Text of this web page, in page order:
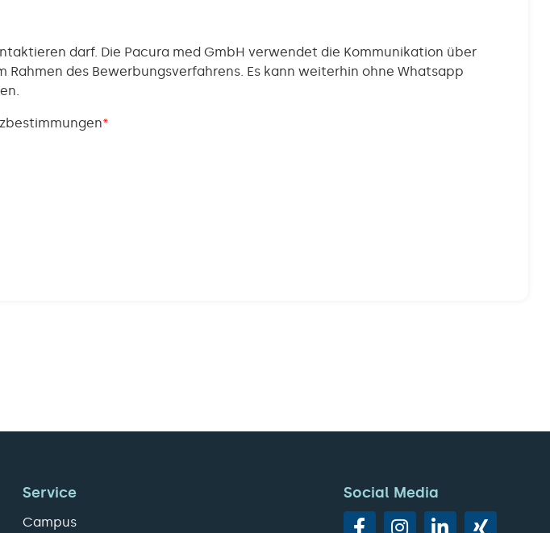
darf. Die Pacura med GmbH verwendet die Kommunikation über
des Bewerbungsverfahrens. Es kann weiterhin ohne Whatsapp
*
Service
Campus
Social Media